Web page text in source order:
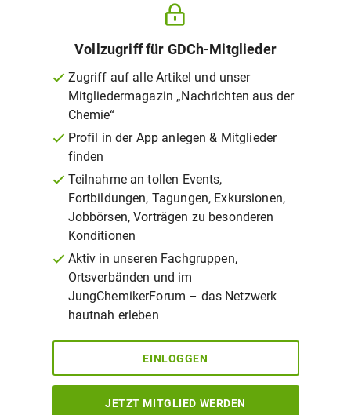
Vollzugriff für GDCh-Mitglieder
Zugriff auf alle Artikel und unser
Mitgliedermagazin „Nachrichten aus der
Chemie“
Profil in der App anlegen & Mitglieder
finden
Teilnahme an tollen Events,
Fortbildungen, Tagungen, Exkursionen,
Jobbörsen, Vorträgen zu besonderen
Konditionen
Aktiv in unseren Fachgruppen,
Ortsverbänden und im
JungChemikerForum – das Netzwerk
hautnah erleben
EINLOGGEN
JETZT MITGLIED WERDEN